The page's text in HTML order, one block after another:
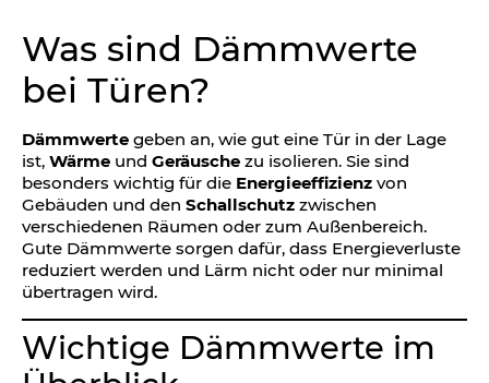
Was sind Dämmwerte
bei Türen?
Dämmwerte geben an, wie gut eine Tür in der Lage
ist, Wärme und Geräusche zu isolieren. Sie sind
besonders wichtig für die Energieeffizienz von
Gebäuden und den Schallschutz zwischen
verschiedenen Räumen oder zum Außenbereich.
Gute Dämmwerte sorgen dafür, dass Energieverluste
reduziert werden und Lärm nicht oder nur minimal
übertragen wird.
Wichtige Dämmwerte im